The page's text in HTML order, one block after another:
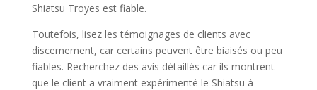
Shiatsu Troyes est fiable.
Toutefois, lisez les témoignages de clients avec
discernement, car certains peuvent être biaisés ou peu
fiables. Recherchez des avis détaillés car ils montrent
que le client a vraiment expérimenté le Shiatsu à